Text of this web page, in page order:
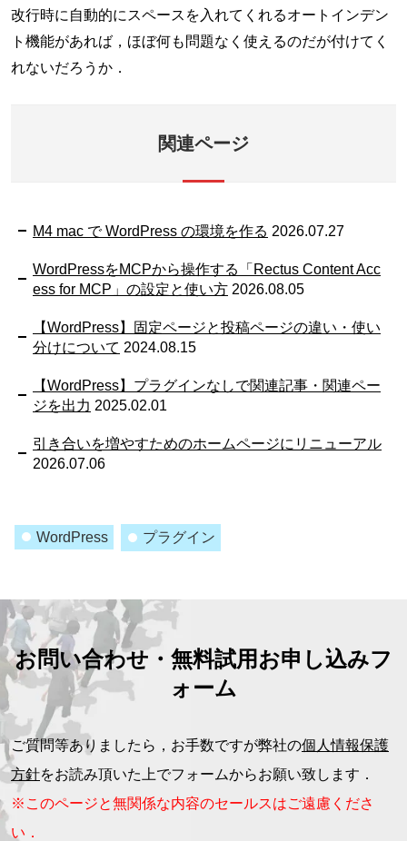
改行時に自動的にスペースを入れてくれるオートインデン
ト機能があれば，ほぼ何も問題なく使えるのだが付けてく
れないだろうか．
関連ページ
M4 mac で WordPress の環境を作る 2026.07.27
WordPressをMCPから操作する「Rectus Content Acc
ess for MCP」の設定と使い方 2026.08.05
【WordPress】固定ページと投稿ページの違い・使い
分けについて 2024.08.15
【WordPress】プラグインなしで関連記事・関連ペー
ジを出力 2025.02.01
引き合いを増やすためのホームページにリニューアル
2026.07.06
WordPress プラグイン
お問い合わせ・無料試用お申し込みフ
ォーム
ご質問等ありましたら，お手数ですが弊社の個人情報保護
方針をお読み頂いた上でフォームからお願い致します．
※このページと無関係な内容のセールスはご遠慮くださ
い．